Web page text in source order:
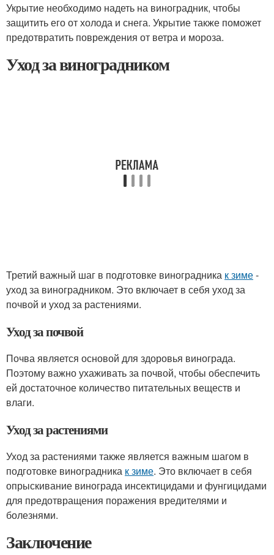
Укрытие необходимо надеть на виноградник, чтобы
защитить его от холода и снега. Укрытие также поможет
предотвратить повреждения от ветра и мороза.
Уход за виноградником
Третий важный шаг в подготовке виноградника к зиме-
уход за виноградником. Это включает в себя уход за
почвой и уход за растениями.
Уход за почвой
Почва является основой для здоровья винограда.
Поэтому важно ухаживать за почвой, чтобы обеспечить
ей достаточное количество питательных веществ и
влаги.
Уход за растениями
Уход за растениями также является важным шагом в
подготовке виноградника к зиме. Это включает в себя
опрыскивание винограда инсектицидами и фунгицидами
для предотвращения поражения вредителями и
болезнями.
Заключение